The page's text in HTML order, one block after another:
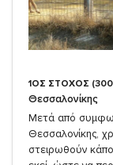
1ΟΣ ΣΤΟΧΟΣ
Θεσσαλονίκης
Μετά από
Θεσσαλονίκης,
στειρωθούν